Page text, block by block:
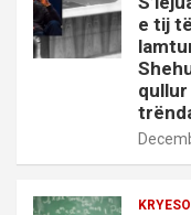
e tij
qullur